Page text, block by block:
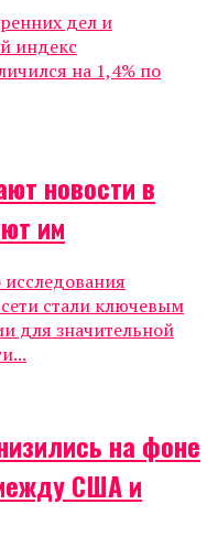
дел и
индекс
на 1,4% по
новости в
им
исследования
стали ключевым
для значительной
на фоне
США и